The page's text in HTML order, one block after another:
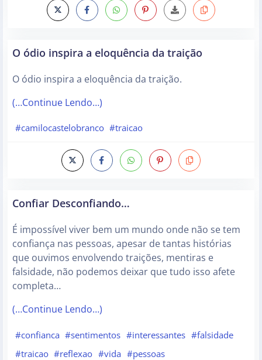
O ódio inspira a eloquência da traição
O ódio inspira a eloquência da traição.
(…Continue Lendo…)
#camilocastelobranco #traicao
Confiar Desconfiando…
É impossível viver bem um mundo onde não se tem
confiança nas pessoas, apesar de tantas histórias
que ouvimos envolvendo traições, mentiras e
falsidade, não podemos deixar que tudo isso afete
completa…
(…Continue Lendo…)
#confianca #sentimentos #interessantes #falsidade
#traicao #reflexao #vida #pessoas